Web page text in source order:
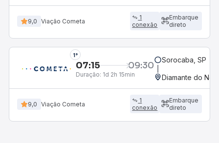
9,0 Viação Cometa
1
conexão
Embarque
direto
1°
07:15 09:30
Duração: 1d 2h 15min
Sorocaba, SP
Diamante do
9,0 Viação Cometa
1
conexão
Embarque
direto